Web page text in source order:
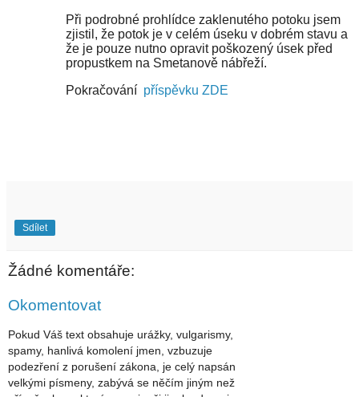
Při podrobné prohlídce zaklenutého potoku jsem
zjistil, že potok je v celém úseku v dobrém stavu a
že je pouze nutno opravit poškozený úsek před
propustkem na Smetanově nábřeží.
Pokračování příspěvku ZDE
Sdílet
Žádné komentáře:
Okomentovat
Pokud Váš text obsahuje urážky, vulgarismy,
spamy, hanlivá komolení jmen, vzbuzuje
podezření z porušení zákona, je celý napsán
velkými písmeny, zabývá se něčím jiným než